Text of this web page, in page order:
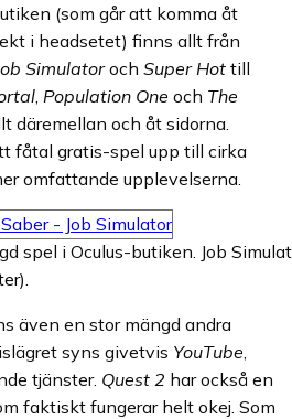
(som går att komma åt
i headsetet) finns allt från
Simulatoroch Super Hot till
Population One och The
däremellan och åt sidorna.
fåtal gratis-spel upp till cirka
omfattande upplevelserna.
spel i Oculus-butiken. Job
även en stor mängd andra
syns givetvis YouTube
tjänster. Quest 2 har också en
faktiskt fungerar helt okej. Som